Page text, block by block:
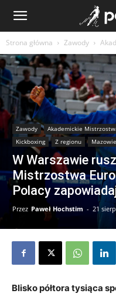
Strona główna Zawody
Zawody Akademickie
Kickboxing
Z regionu
W Warszawie
Mistrzostwa
Polacy
Przez Paweł Hochstim - 21
Blisko półtora tysiąca